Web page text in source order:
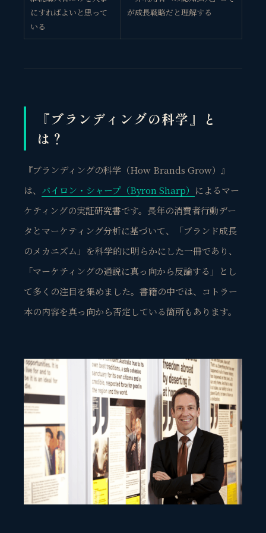
にすればよいと思って
いる
が成長戦略だと理解する
『ブランディングの科学』と
は？
『ブランディングの科学（How Brands Grow）』
は、 バイロン・シャープ（Byron Sharp） によるマー
ケティングの実証研究書です。長年の消費者行動デー
タとマーケティング分析に基づいて、「ブランド成長
のメカニズム」を科学的に明らかにした一冊であり、
「マーケティングの通説に真っ向から反論する」とし
て多くの注目を集めました。書籍の中では、コトラー
本の内容を真っ向から否定している箇所もあります。